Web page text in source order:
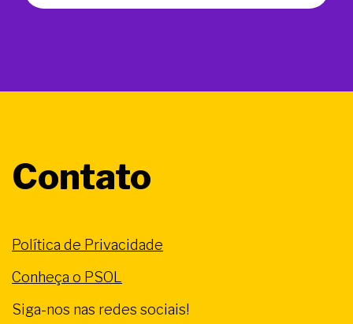
Contato
Política de Privacidade
Conheça o PSOL
Siga-nos nas redes sociais!